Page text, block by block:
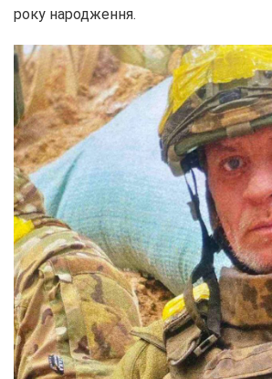
року народження.